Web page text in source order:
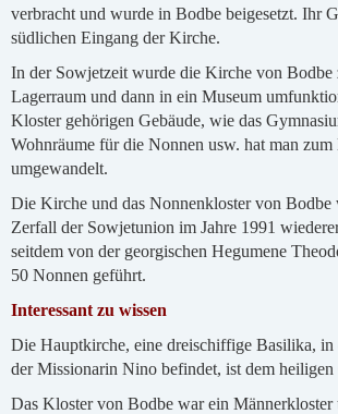
verbracht und wurde in Bodbe beigesetzt. Ihr
südlichen Eingang der Kirche.
In der Sowjetzeit wurde die Kirche von Bodbe
Lagerraum und dann in ein Museum
Kloster gehörigen Gebäude, wie das
Wohnräume für die Nonnen usw. hat man zum
umgewandelt.
Die Kirche und das Nonnenkloster von Bodbe
Zerfall der Sowjetunion im Jahre 1991
seitdem von der georgischen Hegumene
50 Nonnen geführt.
Interessant zu wissen
Die Hauptkirche, eine dreischiffige Basilika, in
der Missionarin Nino befindet, ist dem
Das Kloster von Bodbe war ein Männerkloster